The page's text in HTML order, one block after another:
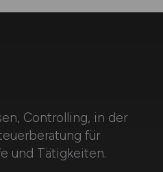
Controlling, in der
für
und Tätigkeiten.